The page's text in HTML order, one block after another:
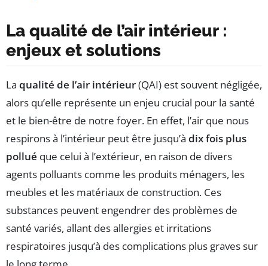
La qualité de l’air intérieur :
enjeux et solutions
La qualité de l’air intérieur(QAI) est souvent négligée,
alors qu’elle représente un enjeu crucial pour la santé
et le bien-être de notre foyer. En effet, l’air que nous
respirons à l’intérieur peut être jusqu’à dix fois plus
pollué que celui à l’extérieur, en raison de divers
agents polluants comme les produits ménagers, les
meubles et les matériaux de construction. Ces
substances peuvent engendrer des problèmes de
santé variés, allant des allergies et irritations
respiratoires jusqu’à des complications plus graves sur